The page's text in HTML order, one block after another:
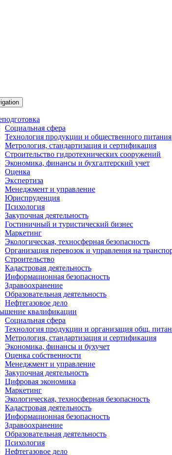
Социальная сфера
Технология продукции и общественного питания
Метрология, стандартизация и сертификация
Строительство гидротехнических сооружений
Экономика, финансы и бухгалтерский учет
Оценка
Экспертиза
Менеджмент и управление
Юриспруденция
Психология
Закупочная деятельность
Гостиничный и туристический бизнес
Маркетинг
Экологическая, техносферная безопасность
Организация перевозок и управления на
Строительство
Кадастровая деятельность
Информационная безопасность
Здравоохранение
Образовательная деятельность
Нефтегазовое дело
квалификации
Социальная сфера
Технология продукции и организация общ.
Метрология, стандартизация и сертификация
Экономика, финансы и бухучет
Оценка собственности
Менеджмент и управление
Закупочная деятельность
Цифровая экономика
Маркетинг
Экологическая, техносферная безопасность
Кадастровая деятельность
Информационная безопасность
Здравоохранение
Образовательная деятельность
Психология
Нефтегазовое дело